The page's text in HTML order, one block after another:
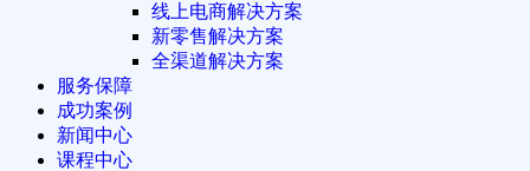
线上电商解决方案
新零售解决方案
全渠道解决方案
服务保障
成功案例
新闻中心
课程中心